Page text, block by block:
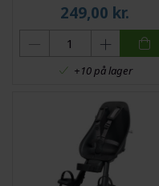
249,00 kr.
+10 på lager